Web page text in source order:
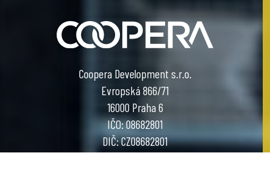
Coopera Development s.r.o.
Evropská 866/71
16000 Praha 6
IČO: 08682801
DIČ: CZ08682801